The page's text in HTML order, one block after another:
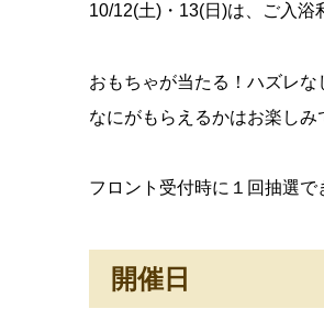
10/12(土)・13(日)は、ご入
おもちゃが当たる！ハズレな
なにがもらえるかはお楽しみ
フロント受付時に１回抽選で
開催日